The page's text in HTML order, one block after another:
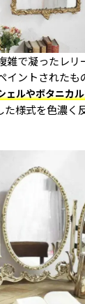
雑で凝ったレリ
イントされたも
ェルやボタニカ
た様式を色濃く